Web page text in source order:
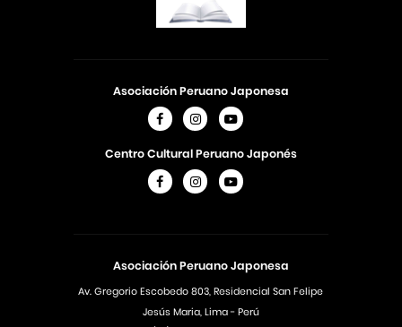
Asociación Peruano Japonesa
Av. Gregorio Escobedo 803, Residencial San Felipe
Jesús Maria, Lima - Perú
Asociación Peruano Japonesa
Centro Cultural Peruano Japonés